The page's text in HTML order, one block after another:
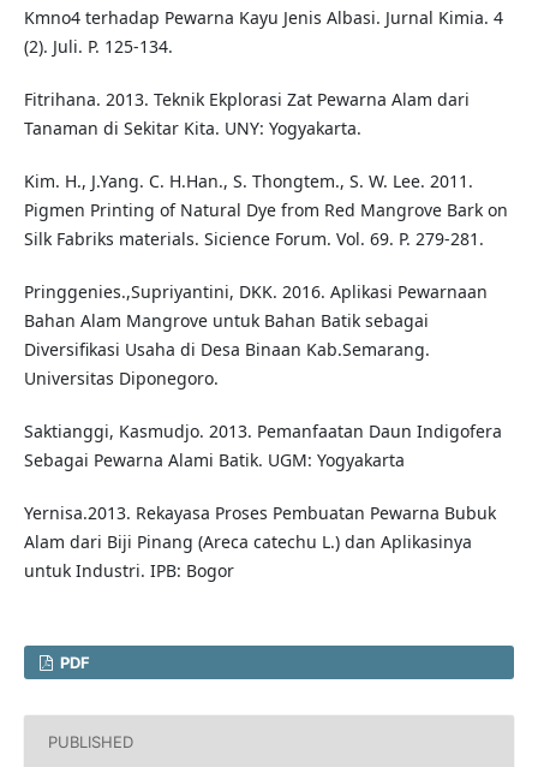
Kmno4 terhadap Pewarna Kayu Jenis Albasi. Jurnal Kimia. 4
(2). Juli. P. 125-134.
Fitrihana. 2013. Teknik Ekplorasi Zat Pewarna Alam dari
Tanaman di Sekitar Kita. UNY: Yogyakarta.
Kim. H., J.Yang. C. H.Han., S. Thongtem., S. W. Lee. 2011.
Pigmen Printing of Natural Dye from Red Mangrove Bark on
Silk Fabriks materials. Sicience Forum. Vol. 69. P. 279-281.
Pringgenies.,Supriyantini, DKK. 2016. Aplikasi Pewarnaan
Bahan Alam Mangrove untuk Bahan Batik sebagai
Diversifikasi Usaha di Desa Binaan Kab.Semarang.
Universitas Diponegoro.
Saktianggi, Kasmudjo. 2013. Pemanfaatan Daun Indigofera
Sebagai Pewarna Alami Batik. UGM: Yogyakarta
Yernisa.2013. Rekayasa Proses Pembuatan Pewarna Bubuk
Alam dari Biji Pinang (Areca catechu L.) dan Aplikasinya
untuk Industri. IPB: Bogor
PDF
PUBLISHED